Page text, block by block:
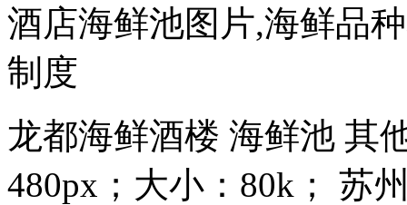
酒店海鲜池图片,海鲜品
制度
龙都海鲜酒楼 海鲜池 其
480px；大小：80k； 苏